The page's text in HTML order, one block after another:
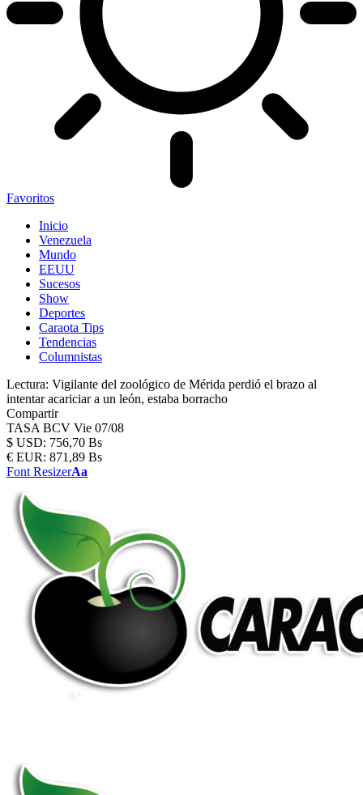
Favoritos
Inicio
Venezuela
Mundo
EEUU
Sucesos
Show
Deportes
Caraota Tips
Tendencias
Columnistas
Lectura: Vigilante del zoológico de Mérida perdió el brazo al
intentar acariciar a un león, estaba borracho
Compartir
TASA BCV Vie 07/08
$ USD: 756,70 Bs
€ EUR: 871,89 Bs
Font ResizerAa